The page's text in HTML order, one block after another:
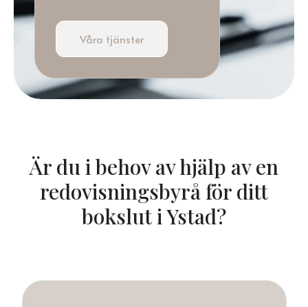
Våra tjänster
Är du i behov av hjälp av en
redovisningsbyrå för ditt
bokslut i Ystad?